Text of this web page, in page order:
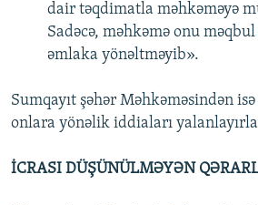
dair təqdimatla məhkəməyə
Sadəcə, məhkəmə onu məqbul
əmlaka yönəltməyib».
Sumqayıt şəhər Məhkəməsindən
onlara yönəlik iddiaları
İCRASI DÜŞÜNÜLMƏYƏN